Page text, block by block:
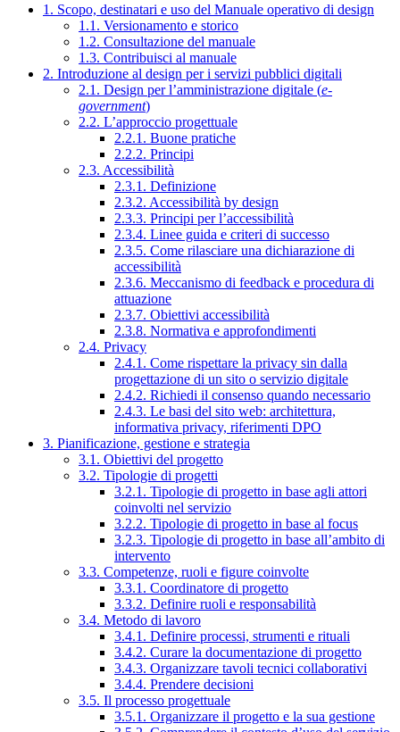
1. Scopo, destinatari e uso del Manuale operativo di design
1.1. Versionamento e storico
1.2. Consultazione del manuale
1.3. Contribuisci al manuale
2. Introduzione al design per i servizi pubblici digitali
2.1. Design per l’amministrazione digitale (e-
government)
2.2. L’approccio progettuale
2.2.1. Buone pratiche
2.2.2. Principi
2.3. Accessibilità
2.3.1. Definizione
2.3.2. Accessibilità by design
2.3.3. Principi per l’accessibilità
2.3.4. Linee guida e criteri di successo
2.3.5. Come rilasciare una dichiarazione di
accessibilità
2.3.6. Meccanismo di feedback e procedura di
attuazione
2.3.7. Obiettivi accessibilità
2.3.8. Normativa e approfondimenti
2.4. Privacy
2.4.1. Come rispettare la privacy sin dalla
progettazione di un sito o servizio digitale
2.4.2. Richiedi il consenso quando necessario
2.4.3. Le basi del sito web: architettura,
informativa privacy, riferimenti DPO
3. Pianificazione, gestione e strategia
3.1. Obiettivi del progetto
3.2. Tipologie di progetti
3.2.1. Tipologie di progetto in base agli attori
coinvolti nel servizio
3.2.2. Tipologie di progetto in base al focus
3.2.3. Tipologie di progetto in base all’ambito di
intervento
3.3. Competenze, ruoli e figure coinvolte
3.3.1. Coordinatore di progetto
3.3.2. Definire ruoli e responsabilità
3.4. Metodo di lavoro
3.4.1. Definire processi, strumenti e rituali
3.4.2. Curare la documentazione di progetto
3.4.3. Organizzare tavoli tecnici collaborativi
3.4.4. Prendere decisioni
3.5. Il processo progettuale
3.5.1. Organizzare il progetto e la sua gestione